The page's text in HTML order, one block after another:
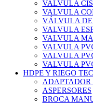
VALVULA
VALVULA
VÁLVULA DE
VALVULA
VALVULA
VALVULA
VALVULA
VALVULA
HDPE Y RIEGO
ADAPTADOR
ASPERSORES
BROCA